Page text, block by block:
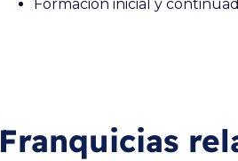
Formación inicial y
Franquicias